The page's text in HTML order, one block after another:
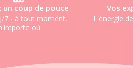
un coup de pouce
7 - à tout moment,
où
Vos
L'énergie